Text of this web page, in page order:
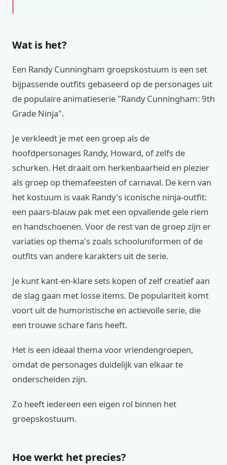
Wat is het?
Een Randy Cunningham groepskostuum is een set
bijpassende outfits gebaseerd op de personages uit
de populaire animatieserie "Randy Cunningham: 9th
Grade Ninja".
Je verkleedt je met een groep als de
hoofdpersonages Randy, Howard, of zelfs de
schurken. Het draait om herkenbaarheid en plezier
als groep op themafeesten of carnaval. De kern van
het kostuum is vaak Randy's iconische ninja-outfit:
een paars-blauw pak met een opvallende gele riem
en handschoenen. Voor de rest van de groep zijn er
variaties op thema's zoals schooluniformen of de
outfits van andere karakters uit de serie.
Je kunt kant-en-klare sets kopen of zelf creatief aan
de slag gaan met losse items. De populariteit komt
voort uit de humoristische en actievolle serie, die
een trouwe schare fans heeft.
Het is een ideaal thema voor vriendengroepen,
omdat de personages duidelijk van elkaar te
onderscheiden zijn.
Zo heeft iedereen een eigen rol binnen het
groepskostuum.
Hoe werkt het precies?